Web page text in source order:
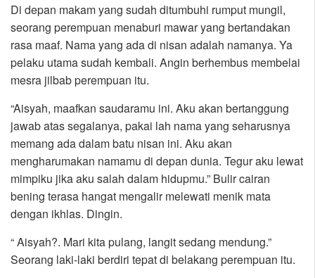
Di depan makam yang sudah ditumbuhi rumput mungil,
seorang perempuan menaburi mawar yang bertandakan
rasa maaf. Nama yang ada di nisan adalah namanya. Ya
pelaku utama sudah kembali. Angin berhembus membelai
mesra jilbab perempuan itu.
“Aisyah, maafkan saudaramu ini. Aku akan bertanggung
jawab atas segalanya, pakai lah nama yang seharusnya
memang ada dalam batu nisan ini. Aku akan
mengharumakan namamu di depan dunia. Tegur aku lewat
mimpiku jika aku salah dalam hidupmu.” Bulir cairan
bening terasa hangat mengalir melewati menik mata
dengan ikhlas. Dingin.
“ Aisyah?. Mari kita pulang, langit sedang mendung.”
Seorang laki-laki berdiri tepat di belakang perempuan itu.